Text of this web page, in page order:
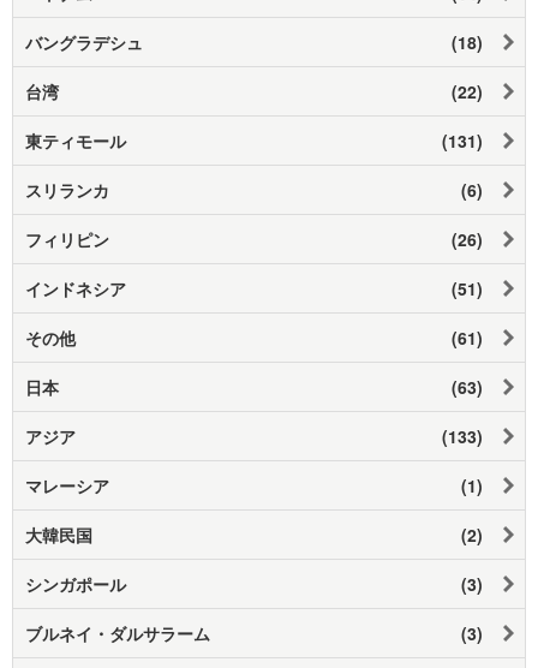
バングラデシュ (18)
台湾 (22)
東ティモール (131)
スリランカ (6)
フィリピン (26)
インドネシア (51)
その他 (61)
日本 (63)
アジア (133)
マレーシア (1)
大韓民国 (2)
シンガポール (3)
ブルネイ・ダルサラーム (3)